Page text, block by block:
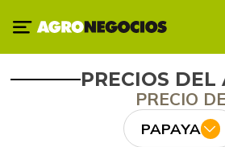
PRECIOS DEL
PRECIO DE
PAPAYA